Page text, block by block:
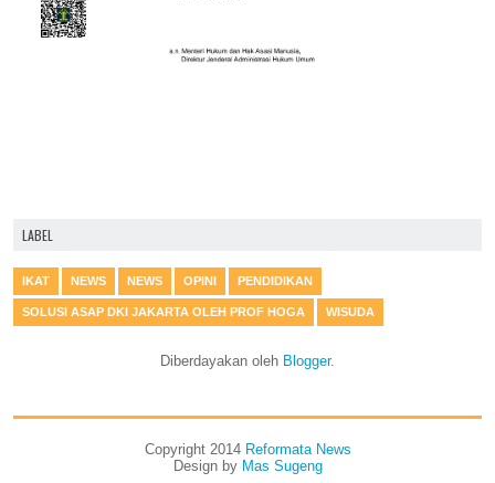
LABEL
IKAT NEWS NEWS OPINI PENDIDIKAN
SOLUSI ASAP DKI JAKARTA OLEH PROF HOGA WISUDA
Diberdayakan oleh Blogger.
Copyright 2014 Reformata News
Design by Mas Sugeng